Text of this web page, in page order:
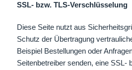
SSL- bzw. TLS-Verschlüsselung
Diese Seite nutzt aus
Schutz der Übertragung
Beispiel Bestellungen oder
Seitenbetreiber senden, eine SSL-